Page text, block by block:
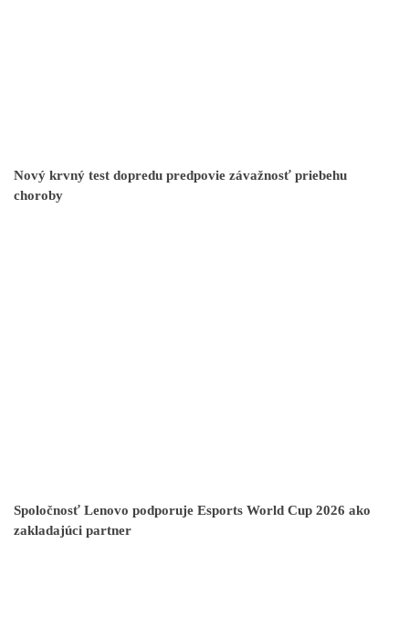
Nový krvný test dopredu predpovie závažnosť priebehu
choroby
Spoločnosť Lenovo podporuje Esports World Cup 2026 ako
zakladajúci partner